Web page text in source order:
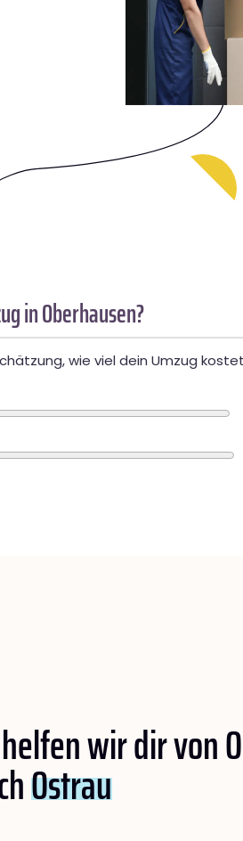
in Oberhausen?
wie viel dein Umzug
wir dir von
Ostrau